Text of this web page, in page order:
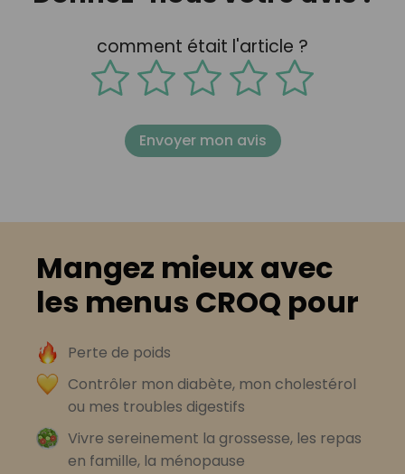
comment était l'article ?
Envoyer mon avis
Mangez mieux avec
les menus CROQ pour
Perte de poids
Contrôler mon diabète, mon cholestérol
ou mes troubles digestifs
Vivre sereinement la grossesse, les repas
en famille, la ménopause